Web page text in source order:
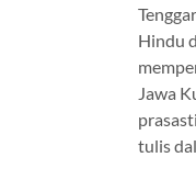
Hindu
Jawa
tulis